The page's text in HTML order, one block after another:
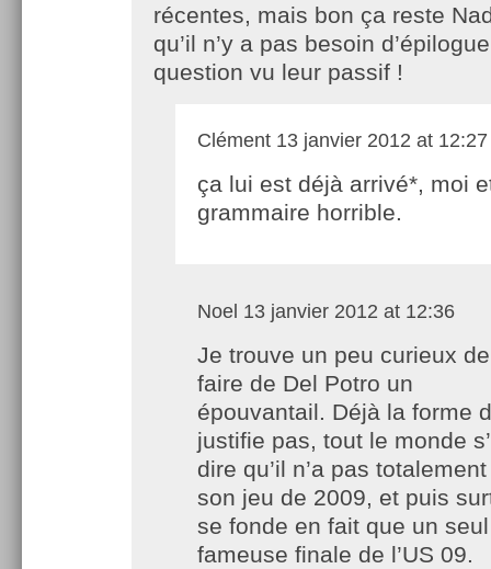
récentes, mais bon ça reste
qu’il n’y a pas besoin
question vu leur passif !
Clément 13 janvier 2012 at 12:27
ça lui est déjà arrivé*, moi
grammaire horrible.
Noel 13 janvier 2012 at 12:36
Je trouve un peu curieux de
faire de Del Potro un
épouvantail. Déjà la forme
justifie pas, tout le monde
dire qu’il n’a pas
son jeu de 2009, et puis
se fonde en fait que un
fameuse finale de l’US 09.